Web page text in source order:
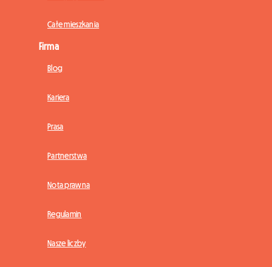
Całe mieszkania
Firma
Blog
Kariera
Prasa
Partnerstwa
Nota prawna
Regulamin
Nasze liczby